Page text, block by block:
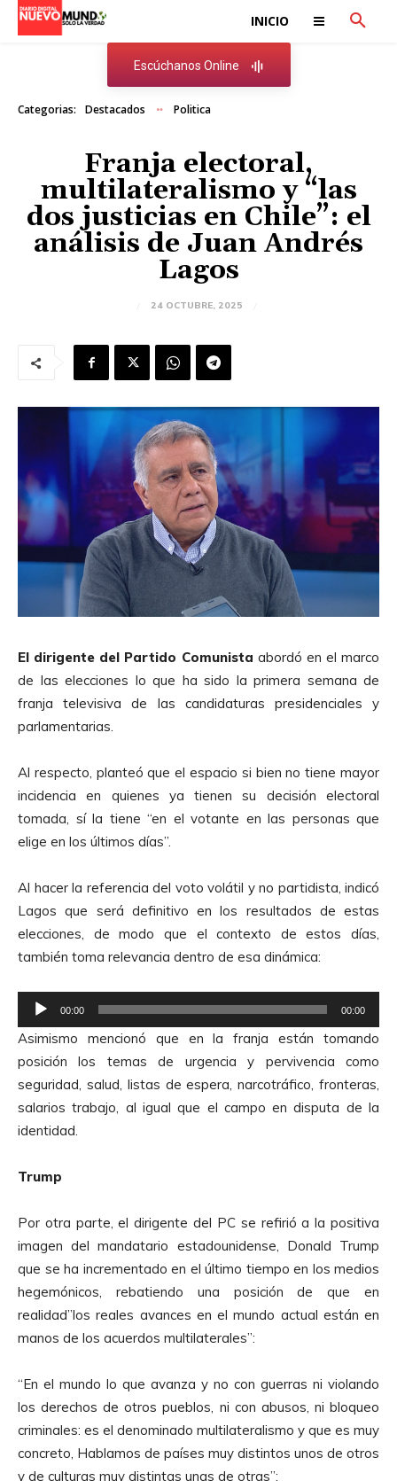
INICIO
Escúchanos Online
Categorias: Destacados Politica
Franja electoral,
multilateralismo y “las
dos justicias en Chile”: el
análisis de Juan Andrés
Lagos
24 OCTUBRE, 2025
El dirigente del Partido Comunista abordó en el marco
de las elecciones lo que ha sido la primera semana de
franja televisiva de las candidaturas presidenciales y
parlamentarias.
Al respecto, planteó que el espacio si bien no tiene mayor
incidencia en quienes ya tienen su decisión electoral
tomada, sí la tiene “en el votante en las personas que
elige en los últimos días”.
Al hacer la referencia del voto volátil y no partidista, indicó
Lagos que será definitivo en los resultados de estas
elecciones, de modo que el contexto de estos días,
también toma relevancia dentro de esa dinámica:
e
p
r
o
d
u
t
r
d
e
A
u
d
o
00:00 00:00
Asimismo mencionó que en la franja están tomando
posición los temas de urgencia y pervivencia como
seguridad, salud, listas de espera, narcotráfico, fronteras,
salarios trabajo, al igual que el campo en disputa de la
identidad.
Trump
Por otra parte, el dirigente del PC se refirió a la positiva
imagen del mandatario estadounidense, Donald Trump
que se ha incrementado en el último tiempo en los medios
hegemónicos, rebatiendo una posición de que en
realidad”los reales avances en el mundo actual están en
manos de los acuerdos multilaterales”:
“En el mundo lo que avanza y no con guerras ni violando
los derechos de otros pueblos, ni con abusos, ni bloqueo
criminales: es el denominado multilateralismo y que es muy
concreto, Hablamos de países muy distintos unos de otros
y de culturas muy distintas unas de otras”: